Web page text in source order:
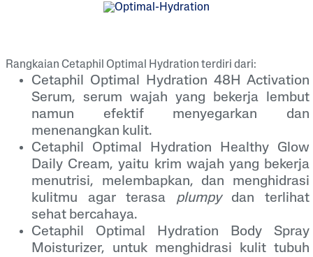
Rangkaian Cetaphil Optimal Hydration terdiri dari:
Cetaphil Optimal Hydration 48H Activation
Serum, serum wajah yang bekerja lembut
namun efektif menyegarkan dan
menenangkan kulit.
Cetaphil Optimal Hydration Healthy Glow
Daily Cream, yaitu krim wajah yang bekerja
menutrisi, melembapkan, dan menghidrasi
kulitmu agar terasa plumpydan terlihat
sehat bercahaya.
Cetaphil Optimal Hydration Body Spray
Moisturizer, untuk menghidrasi kulit tubuh